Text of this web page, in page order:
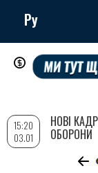
Перейти
до
вмісту
Ру
15:20
03.01
НОВІ
ОБОРОНИ